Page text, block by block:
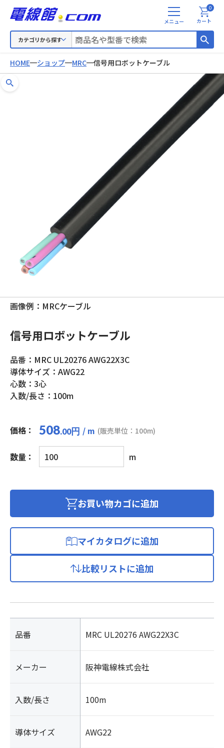
カテゴリから探す
メ
ニ
カート
0
HOME ショップ MRC 信号用ロボットケーブル
画像例：MRCケーブル
信号用ロボットケーブル
品番：MRC UL20276 AWG22X3C
導体サイズ：AWG22
心数：3心
入数/長さ：100m
価格： 508.00円 / m (販売単位：100m)
数量：
信
号
ロ
ブ
個
m
お買い物カゴに追加
マイカタログに追加
比較リストに追加
品番 MRC UL20276 AWG22X3C
メーカー 阪神電線株式会社
入数/長さ 100m
導体サイズ AWG22